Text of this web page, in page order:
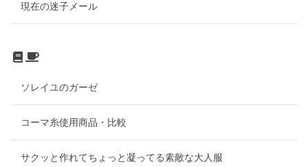
現在の迷子メール
ソレイユのガーゼ
コーマ糸使用商品・比較
サクッと作れてちょっと凝ってる素敵な大人服